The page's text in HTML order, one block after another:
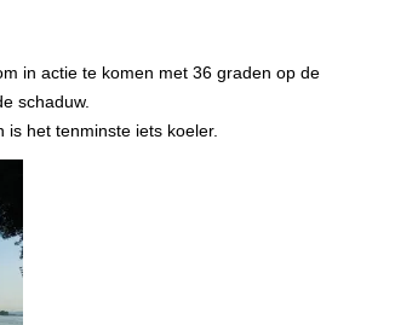
in actie te komen met 36 graden op de
schaduw.
het tenminste iets koeler.